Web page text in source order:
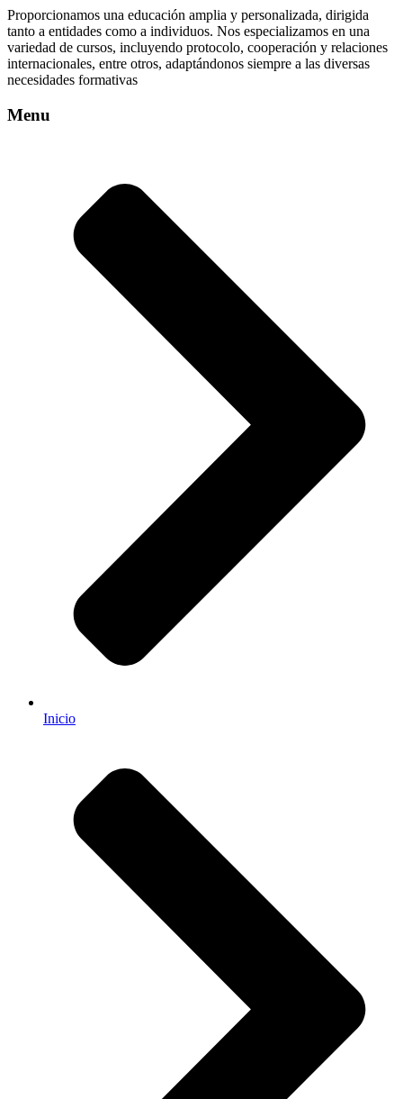
Proporcionamos una educación amplia y personalizada, dirigida
tanto a entidades como a individuos. Nos especializamos en una
variedad de cursos, incluyendo protocolo, cooperación y relaciones
internacionales, entre otros, adaptándonos siempre a las diversas
necesidades formativas
Menu
Inicio